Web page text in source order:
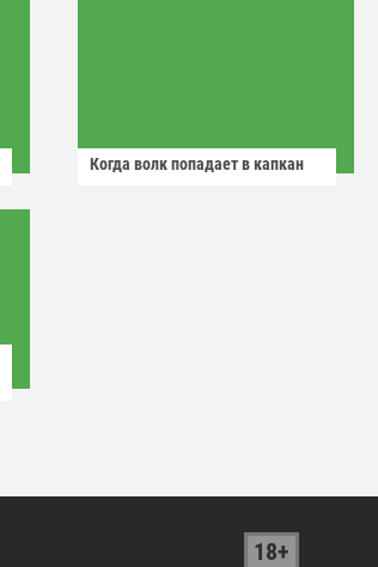
Когда волк попадает в капкан
18+